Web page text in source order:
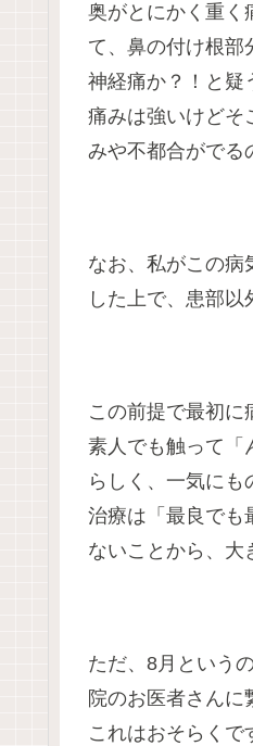
奥がとにかく重く
て、鼻の付け根
神経痛か？！と疑
痛みは強いけどそ
みや不都合がでる
なお、私がこの病
した上で、患部以
この前提で最初に
素人でも触って「
らしく、一気にも
治療は「最良でも
ないことから、大
ただ、8月という
院のお医者さんに
これはおそらくで